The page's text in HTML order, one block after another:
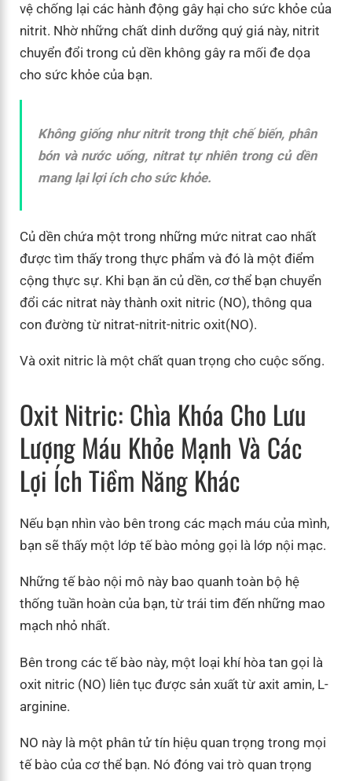
vệ chống lại các hành động gây hại cho sức khỏe của
nitrit. Nhờ những chất dinh dưỡng quý giá này, nitrit
chuyển đổi trong củ dền không gây ra mối đe dọa
cho sức khỏe của bạn.
Không giống như nitrit trong thịt chế biến, phân
bón và nước uống, nitrat tự nhiên trong củ dền
mang lại lợi ích cho sức khỏe.
Củ dền chứa một trong những mức nitrat cao nhất
được tìm thấy trong thực phẩm và đó là một điểm
cộng thực sự. Khi bạn ăn củ dền, cơ thể bạn chuyển
đổi các nitrat này thành oxit nitric (NO), thông qua
con đường từ nitrat-nitrit-nitric oxit(NO).
Và oxit nitric là một chất quan trọng cho cuộc sống.
Oxit Nitric: Chìa Khóa Cho Lưu
Lượng Máu Khỏe Mạnh Và Các
Lợi Ích Tiềm Năng Khác
Nếu bạn nhìn vào bên trong các mạch máu của mình,
bạn sẽ thấy một lớp tế bào mỏng gọi là lớp nội mạc.
Những tế bào nội mô này bao quanh toàn bộ hệ
thống tuần hoàn của bạn, từ trái tim đến những mao
mạch nhỏ nhất.
Bên trong các tế bào này, một loại khí hòa tan gọi là
oxit nitric (NO) liên tục được sản xuất từ ​​axit amin, L-
arginine.
NO này là một phân tử tín hiệu quan trọng trong mọi
tế bào của cơ thể bạn. Nó đóng vai trò quan trọng